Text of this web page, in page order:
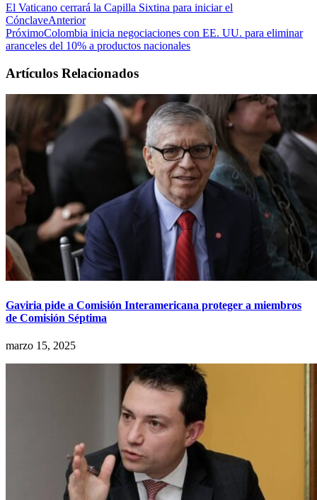
El Vaticano cerrará la Capilla Sixtina para iniciar el
CónclaveAnterior
PróximoColombia inicia negociaciones con EE. UU. para eliminar
aranceles del 10% a productos nacionales
Artículos Relacionados
Gaviria pide a Comisión Interamericana proteger a miembros
de Comisión Séptima
marzo 15, 2025